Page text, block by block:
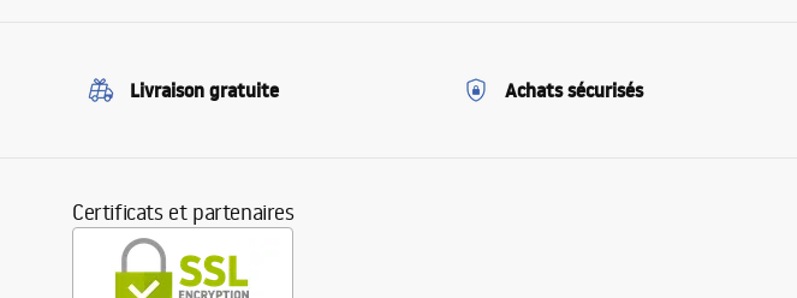
Livraison gratuite Achats sécurisés
Certificats et partenaires